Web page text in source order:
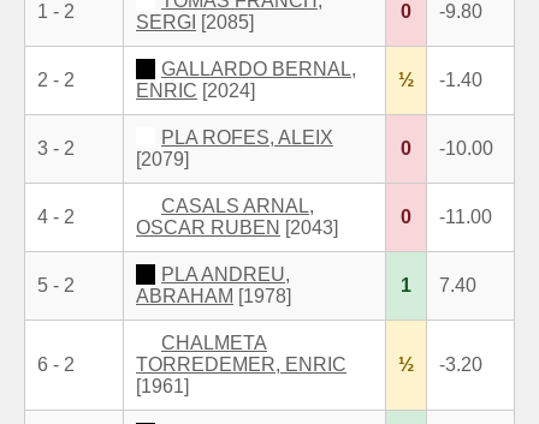
1 - 2
SERGI [2085]
0 -9.80
2 - 2
GALLARDO BERNAL,
ENRIC [2024]
½ -1.40
3 - 2
PLA ROFES, ALEIX
[2079]
0 -10.00
4 - 2
CASALS ARNAL,
OSCAR RUBEN [2043]
0 -11.00
5 - 2
PLA ANDREU,
ABRAHAM [1978]
1 7.40
6 - 2
CHALMETA
TORREDEMER, ENRIC
[1961]
½ -3.20